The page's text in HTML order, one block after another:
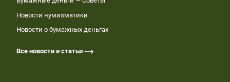
Новости нумизматики
Новости о бумажных деньгах
Все новости и статьи